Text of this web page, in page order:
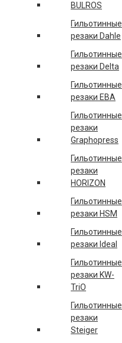
BULROS
Гильотинные
резаки Dahle
Гильотинные
резаки Delta
Гильотинные
резаки EBA
Гильотинные
резаки
Graphopress
Гильотинные
резаки
HORIZON
Гильотинные
резаки HSM
Гильотинные
резаки Ideal
Гильотинные
резаки KW-
TriO
Гильотинные
резаки
Steiger